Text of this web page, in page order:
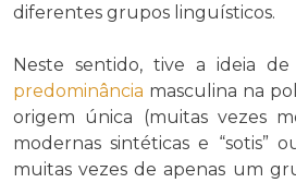
diferentes grupos linguísticos.
Neste sentido, tive a ideia
predominância masculina na
origem única (muitas vezes
modernas sintéticas e “sotis”
muitas vezes de apenas um